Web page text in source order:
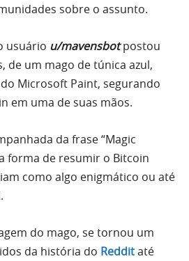
sobre o assunto.
usuário u/mavensbotpostou
de um mago de túnica azul,
Microsoft Paint, segurando
em uma de suas mãos.
da frase “Magic
forma de resumir o Bitcoin
como algo enigmático ou até
do mago, se tornou um
da história do Redditaté